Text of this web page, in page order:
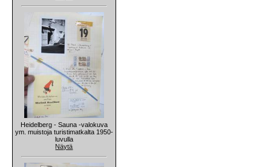
Heidelberg - Sauna -valokuva
ym. muistoja turistimatkalta 1950-
luvulla
Näytä